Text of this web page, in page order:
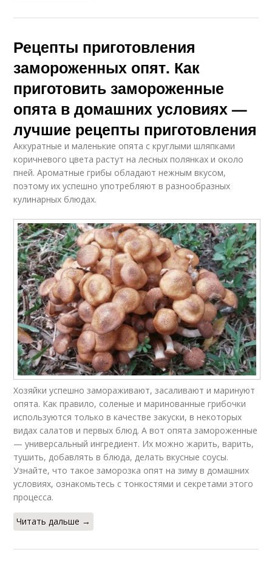
Рецепты приготовления
замороженных опят. Как
приготовить замороженные
опята в домашних условиях —
лучшие рецепты приготовления
Аккуратные и маленькие опята с круглыми шляпками
коричневого цвета растут на лесных полянках и около
пней. Ароматные грибы обладают нежным вкусом,
поэтому их успешно употребляют в разнообразных
кулинарных блюдах.
Хозяйки успешно замораживают, засаливают и маринуют
опята. Как правило, соленые и маринованные грибочки
используются только в качестве закуски, в некоторых
видах салатов и первых блюд. А вот опята замороженные
— универсальный ингредиент. Их можно жарить, варить,
тушить, добавлять в блюда, делать вкусные соусы.
Узнайте, что такое заморозка опят на зиму в домашних
условиях, ознакомьтесь с тонкостями и секретами этого
процесса.
Читать дальше →